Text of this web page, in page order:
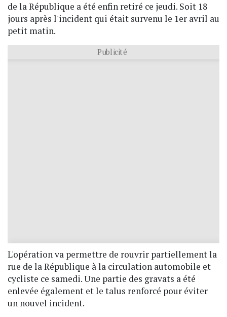
de la République a été enfin retiré ce jeudi. Soit 18
jours après l'incident qui était survenu le 1er avril au
petit matin.
Publicité
L'opération va permettre de rouvrir partiellement la
rue de la République à la circulation automobile et
cycliste ce samedi. Une partie des gravats a été
enlevée également et le talus renforcé pour éviter
un nouvel incident.